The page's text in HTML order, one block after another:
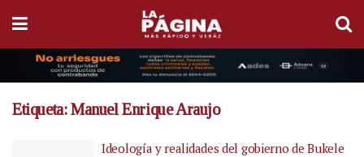
Etiqueta:Manuel Enrique Araujo
Ideología y realidades del gobierno de Bukele